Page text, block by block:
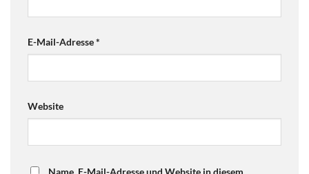
E-Mail-Adresse*
Website